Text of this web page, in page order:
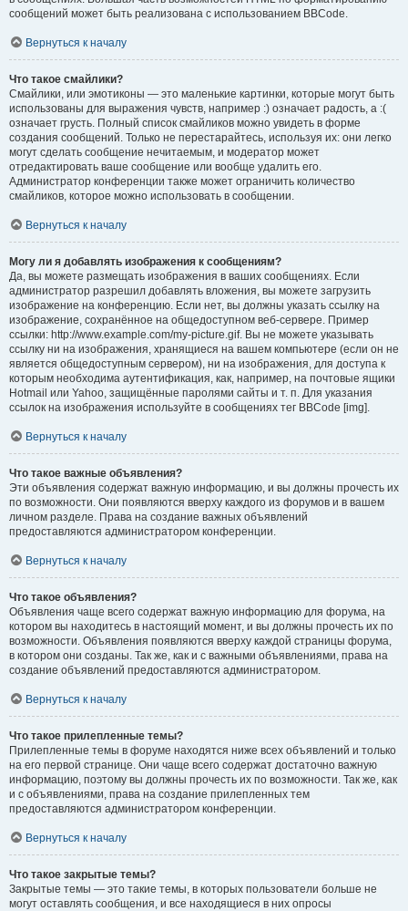
сообщений может быть реализована с использованием BBCode.
Вернуться к началу
Что такое смайлики?
Смайлики, или эмотиконы — это маленькие картинки, которые могут быть
использованы для выражения чувств, например :) означает радость, а :(
означает грусть. Полный список смайликов можно увидеть в форме
создания сообщений. Только не перестарайтесь, используя их: они легко
могут сделать сообщение нечитаемым, и модератор может
отредактировать ваше сообщение или вообще удалить его.
Администратор конференции также может ограничить количество
смайликов, которое можно использовать в сообщении.
Вернуться к началу
Могу ли я добавлять изображения к сообщениям?
Да, вы можете размещать изображения в ваших сообщениях. Если
администратор разрешил добавлять вложения, вы можете загрузить
изображение на конференцию. Если нет, вы должны указать ссылку на
изображение, сохранённое на общедоступном веб-сервере. Пример
ссылки: http://www.example.com/my-picture.gif. Вы не можете указывать
ссылку ни на изображения, хранящиеся на вашем компьютере (если он не
является общедоступным сервером), ни на изображения, для доступа к
которым необходима аутентификация, как, например, на почтовые ящики
Hotmail или Yahoo, защищённые паролями сайты и т. п. Для указания
ссылок на изображения используйте в сообщениях тег BBCode [img].
Вернуться к началу
Что такое важные объявления?
Эти объявления содержат важную информацию, и вы должны прочесть их
по возможности. Они появляются вверху каждого из форумов и в вашем
личном разделе. Права на создание важных объявлений
предоставляются администратором конференции.
Вернуться к началу
Что такое объявления?
Объявления чаще всего содержат важную информацию для форума, на
котором вы находитесь в настоящий момент, и вы должны прочесть их по
возможности. Объявления появляются вверху каждой страницы форума,
в котором они созданы. Так же, как и с важными объявлениями, права на
создание объявлений предоставляются администратором.
Вернуться к началу
Что такое прилепленные темы?
Прилепленные темы в форуме находятся ниже всех объявлений и только
на его первой странице. Они чаще всего содержат достаточно важную
информацию, поэтому вы должны прочесть их по возможности. Так же, как
и с объявлениями, права на создание прилепленных тем
предоставляются администратором конференции.
Вернуться к началу
Что такое закрытые темы?
Закрытые темы — это такие темы, в которых пользователи больше не
могут оставлять сообщения, и все находящиеся в них опросы